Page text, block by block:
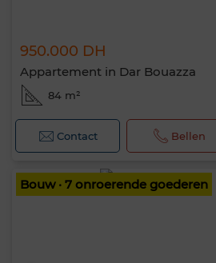
950.000 DH
Appartement in Dar Bouazza
84 m²
Contact Bellen
Bouw · 7 onroerende goederen